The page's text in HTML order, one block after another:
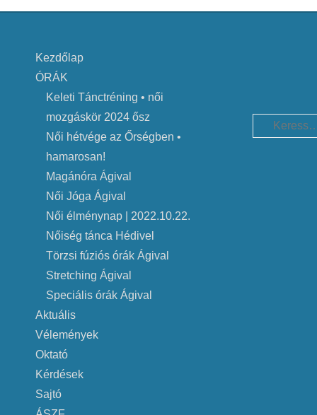
Kezdőlap
ÓRÁK
Keleti Tánctréning • női
mozgáskör 2024 ősz
Női hétvége az Őrségben •
hamarosan!
Magánóra Ágival
Női Jóga Ágival
Női élménynap | 2022.10.22.
Nőiség tánca Hédivel
Törzsi fúziós órák Ágival
Stretching Ágival
Speciális órák Ágival
Aktuális
Vélemények
Oktató
Kérdések
Sajtó
Search